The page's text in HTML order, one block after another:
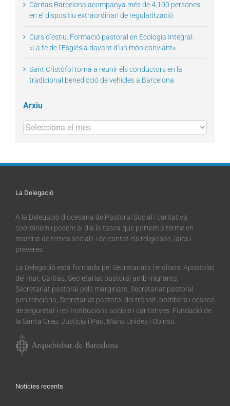
Càritas Barcelona acompanya més de 4.100 persones
en el dispositiu extraordinari de regularització
Curs d’estiu: Formació pastoral en Ecologia Integral:
«La fe de l’Església davant d’un món canviant»
Sant Cristòfol torna a reunir els conductors en la
tradicional benedicció de vehicles a Barcelona
Arxiu
Arxius
La Delegació
A la Delegació diocesana de Pastoral Social i caritativa
coordinem i posem al dia la tasca que portem a terme en
matèria de temes socials i de caritat els religiosos, laics i
preveres.
La Delegació està formada pel Secretariats i entitats: Apostolat
del mar, Càritas, Secretariat pastoral amb migrants,
Secretariat pastoral pels marginats, Secretariat pastoral
penitenciària, Secretariat pastoral del trànsit, bombers i cossos
de seguretat i les Institucions socials i caritatives: Fundació de
la Santa Creu, Justícia i Pau, Mans Unides i Obinso.
Noticies recents